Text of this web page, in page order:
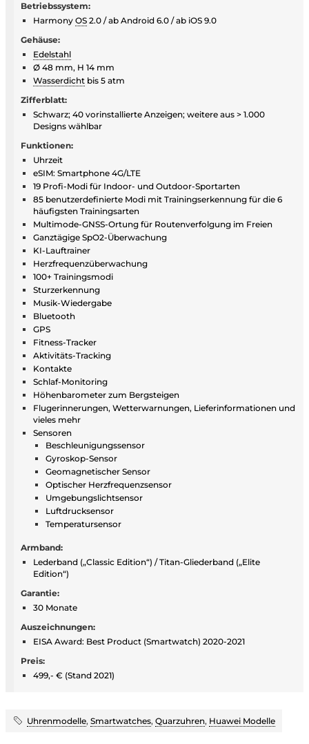
Betriebssystem:
Harmony OS 2.0 / ab Android 6.0 / ab iOS 9.0
Gehäuse:
Edelstahl
Ø 48 mm, H 14 mm
Wasserdicht bis 5 atm
Zifferblatt:
Schwarz; 40 vorinstallierte Anzeigen; weitere aus > 1.000
Designs wählbar
Funktionen:
Uhrzeit
eSIM: Smartphone 4G/LTE
19 Profi-Modi für Indoor- und Outdoor-Sportarten
85 benutzerdefinierte Modi mit Trainingserkennung für die 6
häufigsten Trainingsarten
Multimode-GNSS-Ortung für Routenverfolgung im Freien
Ganztägige SpO2-Überwachung
KI-Lauftrainer
Herzfrequenzüberwachung
100+ Trainingsmodi
Sturzerkennung
Musik-Wiedergabe
Bluetooth
GPS
Fitness-Tracker
Aktivitäts-Tracking
Kontakte
Schlaf-Monitoring
Höhenbarometer zum Bergsteigen
Flugerinnerungen, Wetterwarnungen, Lieferinformationen und
vieles mehr
Sensoren
Beschleunigungssensor
Gyroskop-Sensor
Geomagnetischer Sensor
Optischer Herzfrequenzsensor
Umgebungslichtsensor
Luftdrucksensor
Temperatursensor
Armband:
Lederband („Classic Edition“) / Titan-Gliederband („Elite
Edition“)
Garantie:
30 Monate
Auszeichnungen:
EISA Award: Best Product (Smartwatch) 2020-2021
Preis:
499,- € (Stand 2021)
Uhrenmodelle, Smartwatches, Quarzuhren, Huawei Modelle